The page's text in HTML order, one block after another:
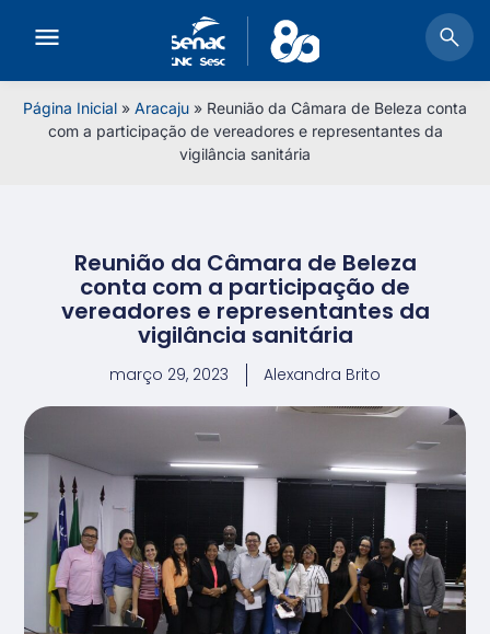
Página Inicial » Aracaju » Reunião da Câmara de Beleza conta
com a participação de vereadores e representantes da
vigilância sanitária
Reunião da Câmara de Beleza
conta com a participação de
vereadores e representantes da
vigilância sanitária
março 29, 2023 Alexandra Brito